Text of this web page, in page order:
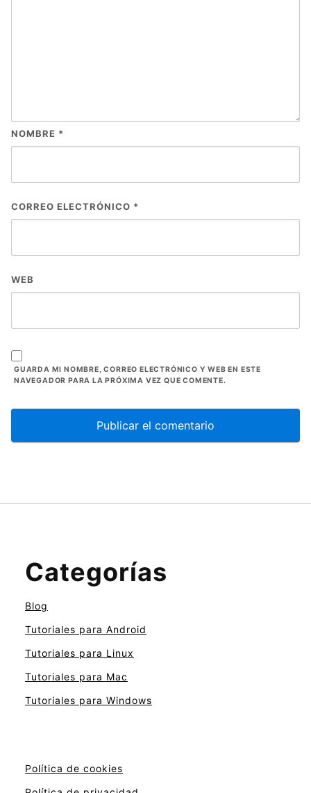
NOMBRE *
CORREO ELECTRÓNICO *
WEB
GUARDA MI NOMBRE, CORREO ELECTRÓNICO Y WEB EN ESTE
NAVEGADOR PARA LA PRÓXIMA VEZ QUE COMENTE.
Categorías
Blog
Tutoriales para Android
Tutoriales para Linux
Tutoriales para Mac
Tutoriales para Windows
Política de cookies